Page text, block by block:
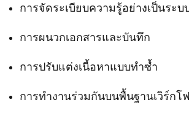
การจัดระเบียบความรู้อย่างเป็นระบ
การผนวกเอกสารและบันทึก
การปรับแต่งเนื้อหาแบบทำซ้ำ
การทำงานร่วมกันบนพื้นฐานเวิร์กโ